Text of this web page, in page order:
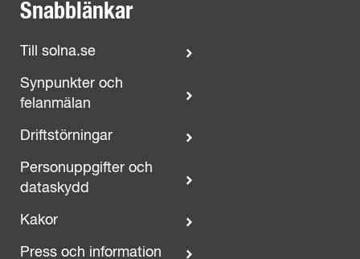
Snabblänkar
Till solna.se
Synpunkter och
felanmälan
Driftstörningar
Personuppgifter och
dataskydd
Kakor
Press och information